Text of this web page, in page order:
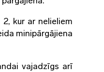
kur ar nelieliem
minipārgājiena
vajadzīgs arī